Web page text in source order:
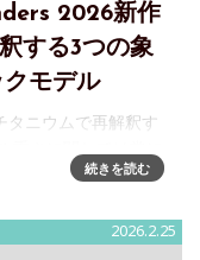
2026新作
する3つの象
モデル
タニウムで再解釈す
っかりと存在するこ
続きを読む
2026.2.25